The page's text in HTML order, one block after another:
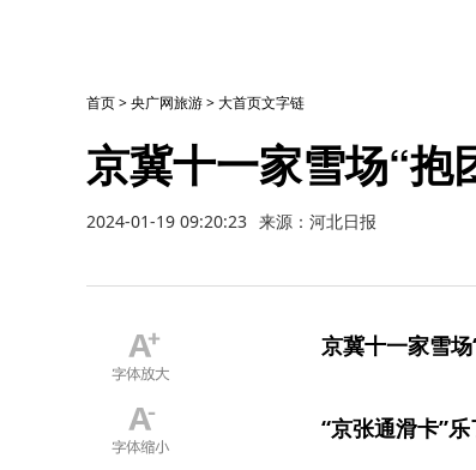
首页>央广网旅游>大首页文字链
京冀十一家雪场“抱
2024-01-19 09:20:23 来源：河北日报
京冀十一家雪
“京张通滑卡”